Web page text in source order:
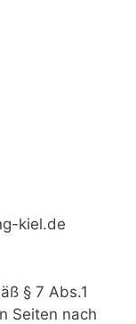
kiel.de
§ 7 Abs.1
Seiten nach